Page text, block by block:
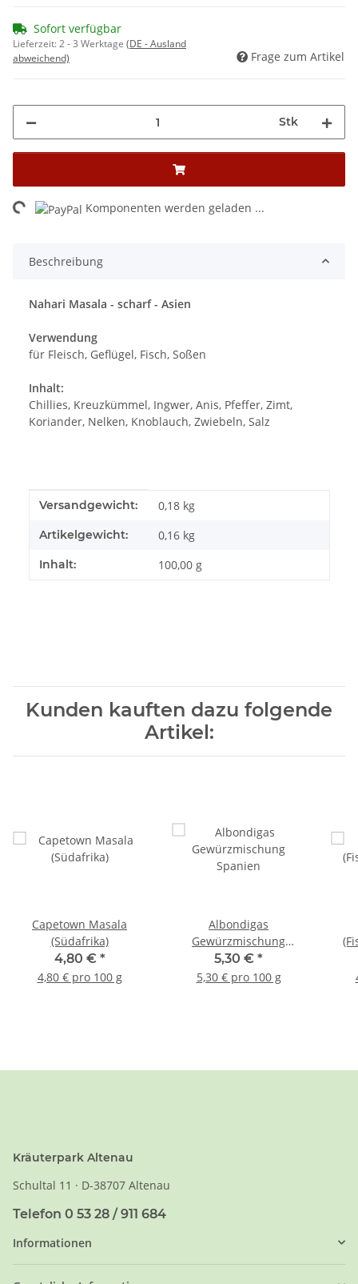
Sofort verfügbar
Lieferzeit:2 - 3 Werktage (DE - Ausland
abweichend)
Frage zum Artikel
Stk
Komponenten werden geladen ...
Beschreibung
Nahari Masala - scharf - Asien
Verwendung
für Fleisch, Geflügel, Fisch, Soßen
Inhalt:
Chillies, Kreuzkümmel, Ingwer, Anis, Pfeffer, Zimt,
Koriander, Nelken, Knoblauch, Zwiebeln, Salz
Produkteigenschaft
Wert
Versandgewicht: 0,18 kg
Artikelgewicht: 0,16 kg
Inhalt: 100,00 g
Kunden kauften dazu folgende
Artikel:
Capetown Masala
(Südafrika)
4,80 € *
4,80 € pro 100 g
Albondigas
Gewürzmischung
Spanien
5,30 € *
5,30 € pro 100 g
Kräuterpark Altenau
Schultal 11 · D-38707 Altenau
Telefon 0 53 28 / 911 684
Informationen